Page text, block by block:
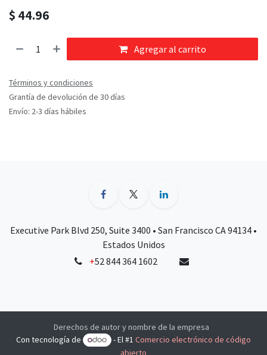
$ 44.96
Agregar al carrito
Términos y condiciones
Grantía de devolución de 30 días
Envío: 2-3 días hábiles
Executive Park Blvd 250, Suite 3400 • San Francisco CA 94134 •
Estados Unidos
+52 844 364 1602
Derechos de autor y nombre de la empresa
Con tecnología de
- El #1Comercio electrónico de código
abierto